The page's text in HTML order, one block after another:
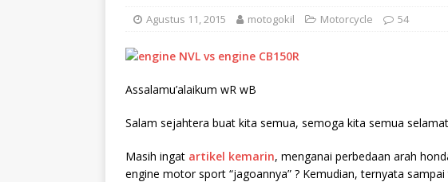
Agustus 11, 2015 motogokil Motorcycle 54
Assalamu’alaikum wR wB
Salam sejahtera buat kita semua, semoga kita semua
Masih ingat artikel kemarin, menganai perbedaan arah
engine motor sport “jagoannya” ? Kemudian, ternyata